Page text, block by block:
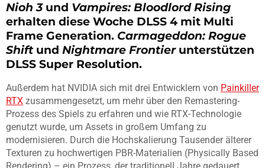
Nioh 3und Vampires: Bloodlord Rising
erhalten diese Woche DLSS 4 mit Multi
Frame Generation. Carmageddon: Rogue
Shiftund Nightmare Frontierunterstützen
DLSS Super Resolution.
Außerdem hat NVIDIA sich mit drei Entwicklern von Painkiller
RTX zusammengesetzt, um mehr über den Remastering-
Prozess des Spiels zu erfahren und wie RTX-Technologie
genutzt wurde, um Assets in großem Umfang zu
modernisieren. Durch die Hochskalierung Tausender älterer
Texturen zu hochwertigen PBR-Materialien (Physically Based